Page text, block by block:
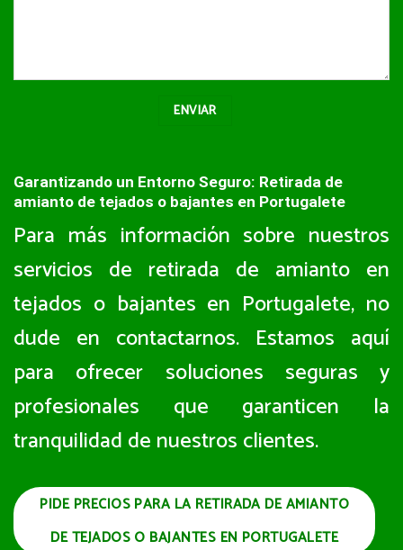
Garantizando un Entorno Seguro: Retirada de
amianto de tejados o bajantes en Portugalete
Para más información sobre nuestros
servicios de retirada de amianto en
tejados o bajantes en Portugalete, no
dude en contactarnos. Estamos aquí
para ofrecer soluciones seguras y
profesionales que garanticen la
tranquilidad de nuestros clientes.
PIDE PRECIOS PARA LA RETIRADA DE AMIANTO
DE TEJADOS O BAJANTES EN PORTUGALETE